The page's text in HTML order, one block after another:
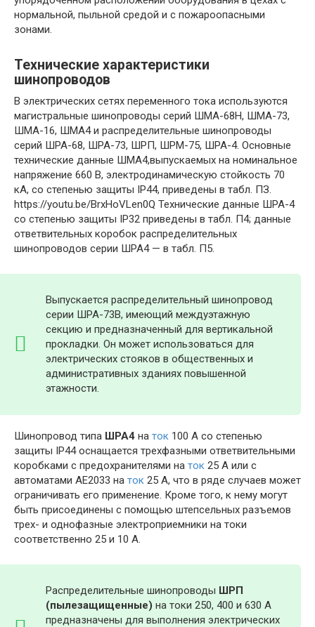
нормальной, пыльной средой и с пожароопасными
зонами.
Технические характеристики
шинопроводов
В электрических сетях переменного тока используются
магистральные шинопроводы серий ШМА-68Н, ШМА-73,
ШМА-16, ШМА4 и распределительные шинопроводы
серий ШРА-68, ШРА-73, ШРП, ШРМ-75, ШРА-4. Основные
технические данные ШМА4,выпускаемых на номинальное
напряжение 660 В, электродинамическую стойкость 70
кА, со степенью защиты IP44, приведены в табл. ПЗ.
https://youtu.be/BrxHoVLen0Q Технические данные ШРА-4
со степенью защиты IP32 приведены в табл. П4; данные
ответвительных коробок распределительных
шинопроводов серии ШРА4 — в табл. П5.
Выпускается распределительный шинопровод
серии ШРА-73В, имеющий междуэтажную
секцию и предназначенный для вертикальной
прокладки. Он может использоваться для
электрических стояков в общественных и
административных зданиях повышенной
этажности.
Шинопровод типа ШРА4 на ток 100 А со степенью
защиты IP44 оснащается трехфазными ответвительными
коробками с предохранителями на ток 25 А или с
автоматами АЕ2033 на ток 25 А, что в ряде случаев может
ограничивать его применение. Кроме того, к нему могут
быть присоединены с помощью штепсельных разъемов
трех- и однофазные электроприемники на токи
соответственно 25 и 10 А.
Распределительные шинопроводы ШРП
(пылезащищенные) на токи 250, 400 и 630 А
предназначены для выполнения электрических